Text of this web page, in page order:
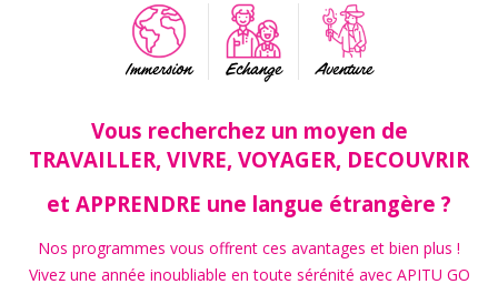
Immersion Echange Aventure
Vous recherchez un moyen de
TRAVAILLER, VIVRE, VOYAGER, DECOUVRIR
et APPRENDRE une langue étrangère ?
Nos programmes vous offrent ces avantages et bien plus !
Vivez une année inoubliable en toute sérénité avec APITU GO